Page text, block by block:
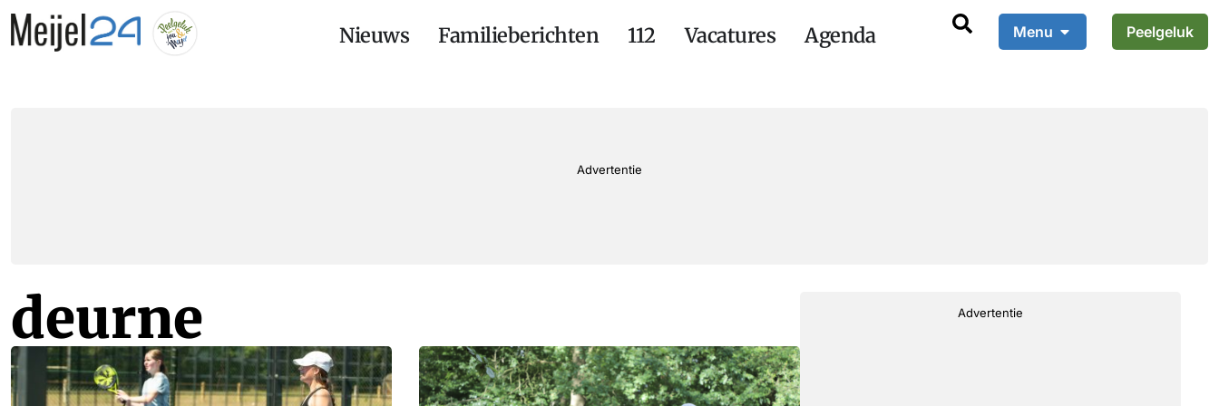
Nieuws Familieberichten 112 Vacatures Agenda Menu Peelgeluk
Advertentie
deurne Advertentie